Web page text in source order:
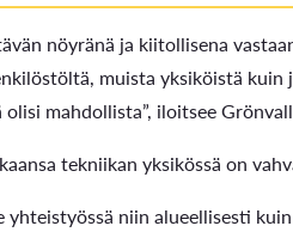
nöyränä ja kiitollisena
muista yksiköistä kuin
olisi mahdollista”, iloitsee
tekniikan yksikössä on
yhteistyössä niin alueellisesti